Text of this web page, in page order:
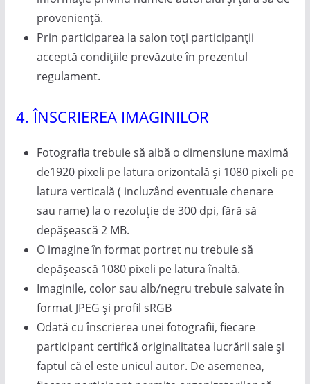
proveniență.
Prin participarea la salon toți participanții
acceptă condițiile prevăzute în prezentul
regulament.
4. ÎNSCRIEREA IMAGINILOR
Fotografia trebuie să aibă o dimensiune maximă
de1920 pixeli pe latura orizontală și 1080 pixeli pe
latura verticală ( incluzând eventuale chenare
sau rame) la o rezoluție de 300 dpi, fără să
depășească 2 MB.
O imagine în format portret nu trebuie să
depășească 1080 pixeli pe latura înaltă.
Imaginile, color sau alb/negru trebuie salvate în
format JPEG și profil sRGB
Odată cu înscrierea unei fotografii, fiecare
participant certifică originalitatea lucrării sale și
faptul că el este unicul autor. De asemenea,